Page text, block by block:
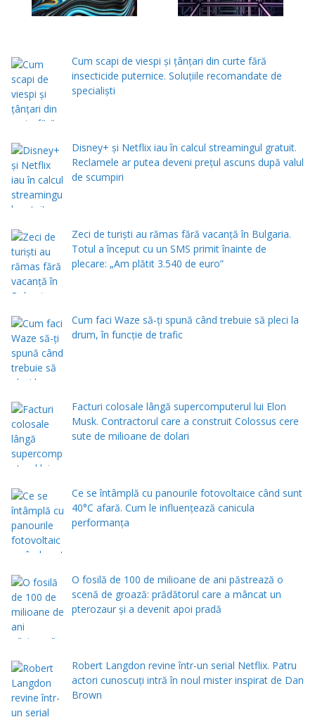
Cum scapi de viespi și țânțari din curte fără
insecticide puternice. Soluțiile recomandate de
specialiști
Disney+ și Netflix iau în calcul streamingul gratuit.
Reclamele ar putea deveni prețul ascuns după valul
de scumpiri
Zeci de turiști au rămas fără vacanță în Bulgaria.
Totul a început cu un SMS primit înainte de
plecare: „Am plătit 3.540 de euro”
Cum faci Waze să-ți spună când trebuie să pleci la
drum, în funcție de trafic
Facturi colosale lângă supercomputerul lui Elon
Musk. Contractorul care a construit Colossus cere
sute de milioane de dolari
Ce se întâmplă cu panourile fotovoltaice când sunt
40°C afară. Cum le influențează canicula
performanța
O fosilă de 100 de milioane de ani păstrează o
scenă de groază: prădătorul care a mâncat un
pterozaur și a devenit apoi pradă
Robert Langdon revine într-un serial Netflix. Patru
actori cunoscuți intră în noul mister inspirat de Dan
Brown